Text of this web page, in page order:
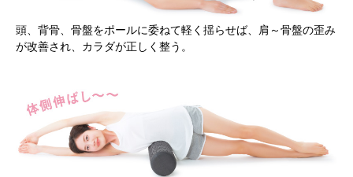
頭、背骨、骨盤をポールに委ねて軽く揺らせば、肩～骨盤の歪み
が改善され、カラダが正しく整う。